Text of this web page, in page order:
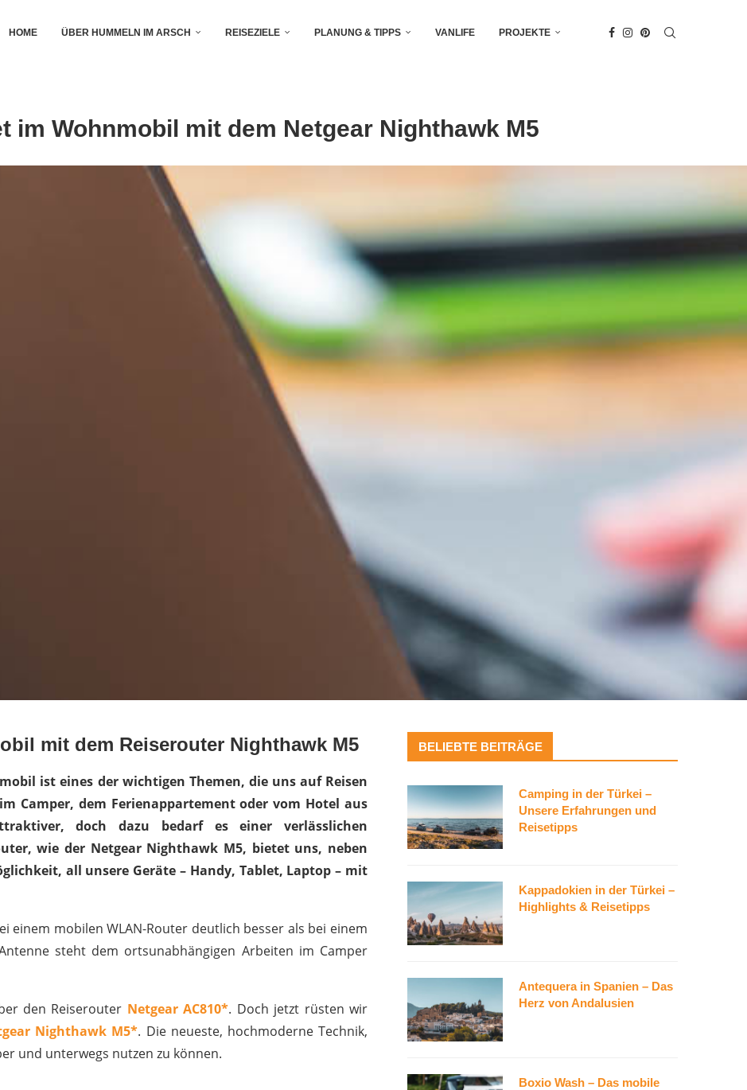
HOME ÜBER HUMMELN IM ARSCH REISEZIELE PLANUNG & TIPPS VANLIFE PROJEKTE
im Wohnmobil mit dem Netgear Nighthawk M5
mit dem Reiserouter Nighthawk M5
ist eines der wichtigen Themen, die uns auf Reisen
Camper, dem Ferienappartement oder vom Hotel aus
doch dazu bedarf es einer verlässlichen
wie der Netgear Nighthawk M5, bietet uns, neben
all unsere Geräte – Handy, Tablet, Laptop – mit
einem mobilen WLAN-Router deutlich besser als bei einem
steht dem ortsunabhängigen Arbeiten im Camper
den Reiserouter Netgear AC810*. Doch jetzt rüsten wir
Nighthawk M5*. Die neueste, hochmoderne Technik,
und unterwegs nutzen zu können.
BELIEBTE BEITRÄGE
Camping in der Türkei –
Unsere Erfahrungen und
Reisetipps
Kappadokien in der Türkei –
Highlights & Reisetipps
Antequera in Spanien – Das
Herz von Andalusien
Boxio Wash – Das mobile